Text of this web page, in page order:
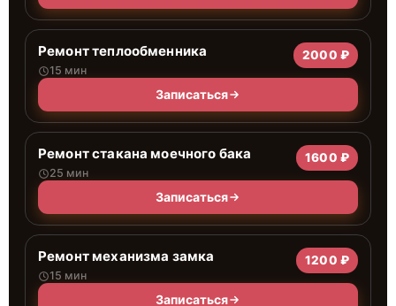
Ремонт теплообменника
15 мин
2000 ₽
Записаться
Ремонт стакана моечного бака
25 мин
1600 ₽
Записаться
Ремонт механизма замка
15 мин
1200 ₽
Записаться